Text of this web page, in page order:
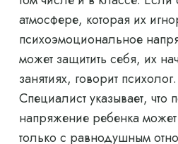
атмосфере, которая их
психоэмоциональное
может защитить себя, их
занятиях, говорит психолог.
Специалист указывает,
напряжение ребенка
только с равнодушным